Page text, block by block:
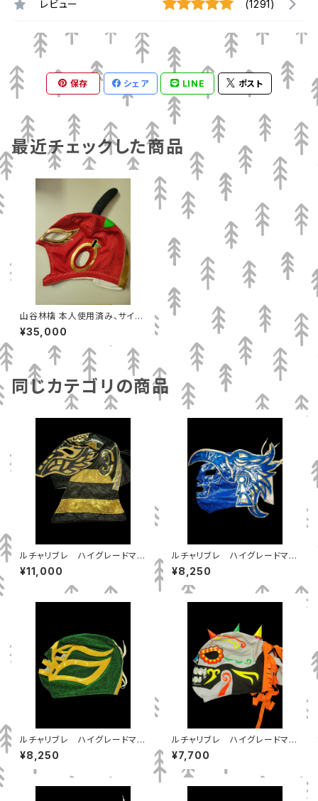
レビュー (1291)
保存 シェア LINE ポスト
最近チェックした商品
山谷林檎 本人使用済み、サイン
¥35,000
同じカテゴリの商品
ルチャリブレ ハイグレードマス
ク エスフィンへ
¥11,000
ルチャリブレ ハイグレードマス
ク ドクトルワグナーJr
¥8,250
ルチャリブレ ハイグレードマス
ク フィシュマン
¥8,250
ルチャリブレ ハイグレードマス
ク メフィスト
¥7,700